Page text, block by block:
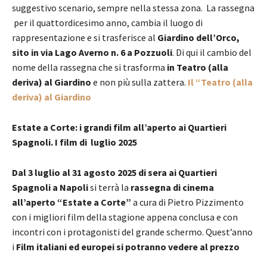
suggestivo scenario, sempre nella stessa zona. La rassegna
per il quattordicesimo anno, cambia il luogo di
rappresentazione e si trasferisce al Giardino dell’Orco,
sito in via Lago Averno n. 6 a Pozzuoli. Di qui il cambio del
nome della rassegna che si trasforma in Teatro (alla
deriva) al Giardino e non più sulla zattera. Il “Teatro (alla
deriva) al Giardino
Estate a Corte: i grandi film all’aperto ai Quartieri
Spagnoli. I film di luglio 2025
Dal 3 luglio al 31 agosto 2025 di sera ai Quartieri
Spagnoli a Napolisi terrà la rassegna di cinema
all’aperto “Estate a Corte” a cura di Pietro Pizzimento
con i migliori film della stagione appena conclusa e con
incontri con i protagonisti del grande schermo. Quest’anno
i Film italiani ed europei si potranno vedere al prezzo